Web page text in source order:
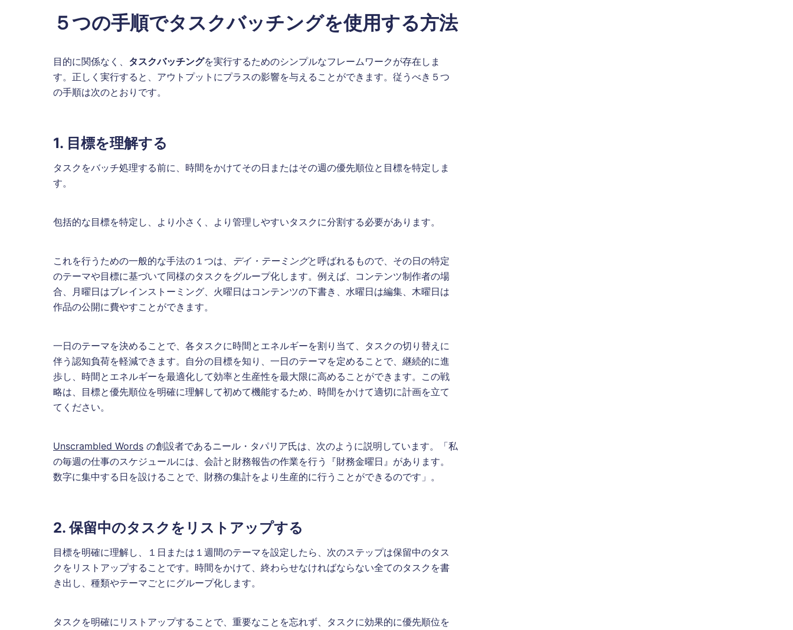
５つの手順でタスクバッチングを使用する方法
目的に関係なく、 タスクバッチングを実行するためのシンプルなフレームワークが存在しま
す。正しく実行すると、アウトプットにプラスの影響を与えることができます。従うべき５つ
の手順は次のとおりです。
1. 目標を理解する
タスクをバッチ処理する前に、時間をかけてその日またはその週の優先順位と目標を特定しま
す。
包括的な目標を特定し、より小さく、より管理しやすいタスクに分割する必要があります。
これを行うための一般的な手法の１つは、 デイ・テーミングと呼ばれるもので、その日の特定
のテーマや目標に基づいて同様のタスクをグループ化します。例えば、コンテンツ制作者の場
合、月曜日はブレインストーミング、火曜日はコンテンツの下書き、水曜日は編集、木曜日は
作品の公開に費やすことができます。
一日のテーマを決めることで、各タスクに時間とエネルギーを割り当て、タスクの切り替えに
伴う認知負荷を軽減できます。自分の目標を知り、一日のテーマを定めることで、継続的に進
歩し、時間とエネルギーを最適化して効率と生産性を最大限に高めることができます。この戦
略は、目標と優先順位を明確に理解して初めて機能するため、時間をかけて適切に計画を立て
てください。
Unscrambled Words の創設者であるニール・タパリア氏は、次のように説明しています。「私
の毎週の仕事のスケジュールには、会計と財務報告の作業を行う『財務金曜日』があります。
数字に集中する日を設けることで、財務の集計をより生産的に行うことができるのです」。
2. 保留中のタスクをリストアップする
目標を明確に理解し、１日または１週間のテーマを設定したら、次のステップは保留中のタス
クをリストアップすることです。時間をかけて、終わらせなければならない全てのタスクを書
き出し、種類やテーマごとにグループ化します。
タスクを明確にリストアップすることで、重要なことを忘れず、タスクに効果的に優先順位を